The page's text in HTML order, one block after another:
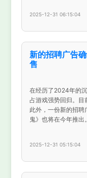
2025-12-31 06:15:04
新的招聘广告
售
在经历了2024年的
占游戏强势回归。目
此外，一份新的招聘
鬼》也将在今年推出
2025-12-31 05:15:04